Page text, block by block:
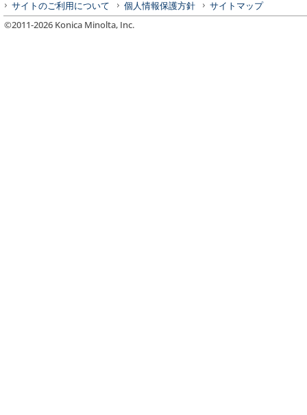
サイトのご利用について 個人情報保護方針
サイトマップ
©2011-2026 Konica Minolta, Inc.